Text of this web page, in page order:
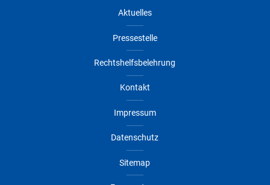
Aktuelles
Pressestelle
Rechtshelfsbelehrung
Kontakt
Impressum
Datenschutz
Sitemap